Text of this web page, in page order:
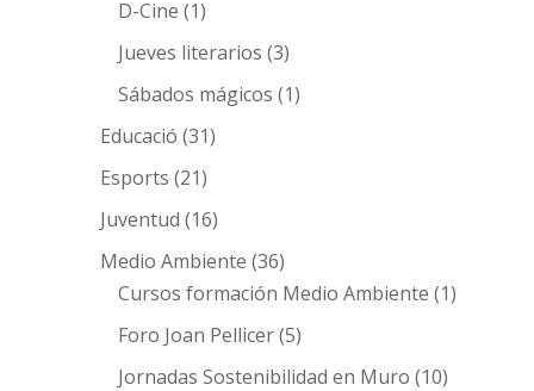
D-Cine (1)
Jueves literarios (3)
Sábados mágicos (1)
Educació (31)
Esports (21)
Juventud (16)
Medio Ambiente (36)
Cursos formación Medio Ambiente (1)
Foro Joan Pellicer(5)
Jornadas Sostenibilidad en Muro (10)